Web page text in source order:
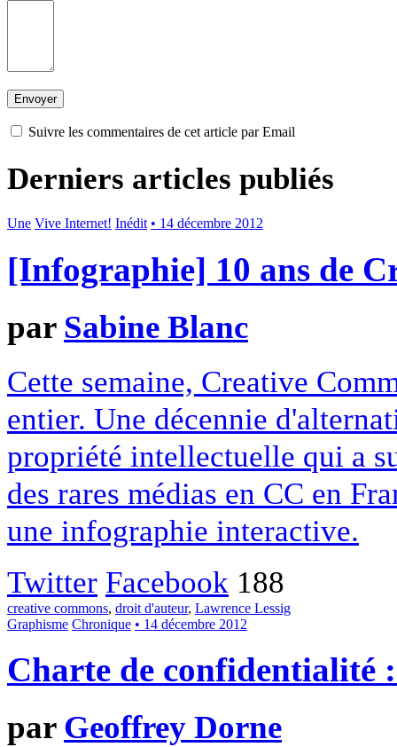
Suivre les commentaires de cet article par Email
Derniers articles publiés
Une Vive Internet! Inédit • 14 décembre 2012
[Infographie] 10 ans de
par Sabine Blanc
Cette semaine, Creative
entier. Une décennie
propriété intellectuelle qui a
des rares médias en CC en
une infographie interactive.
Twitter Facebook 188
creative commons, droit d'auteur, Lawrence Lessig
Graphisme Chronique • 14 décembre 2012
Charte de confidentialité
par Geoffrey Dorne